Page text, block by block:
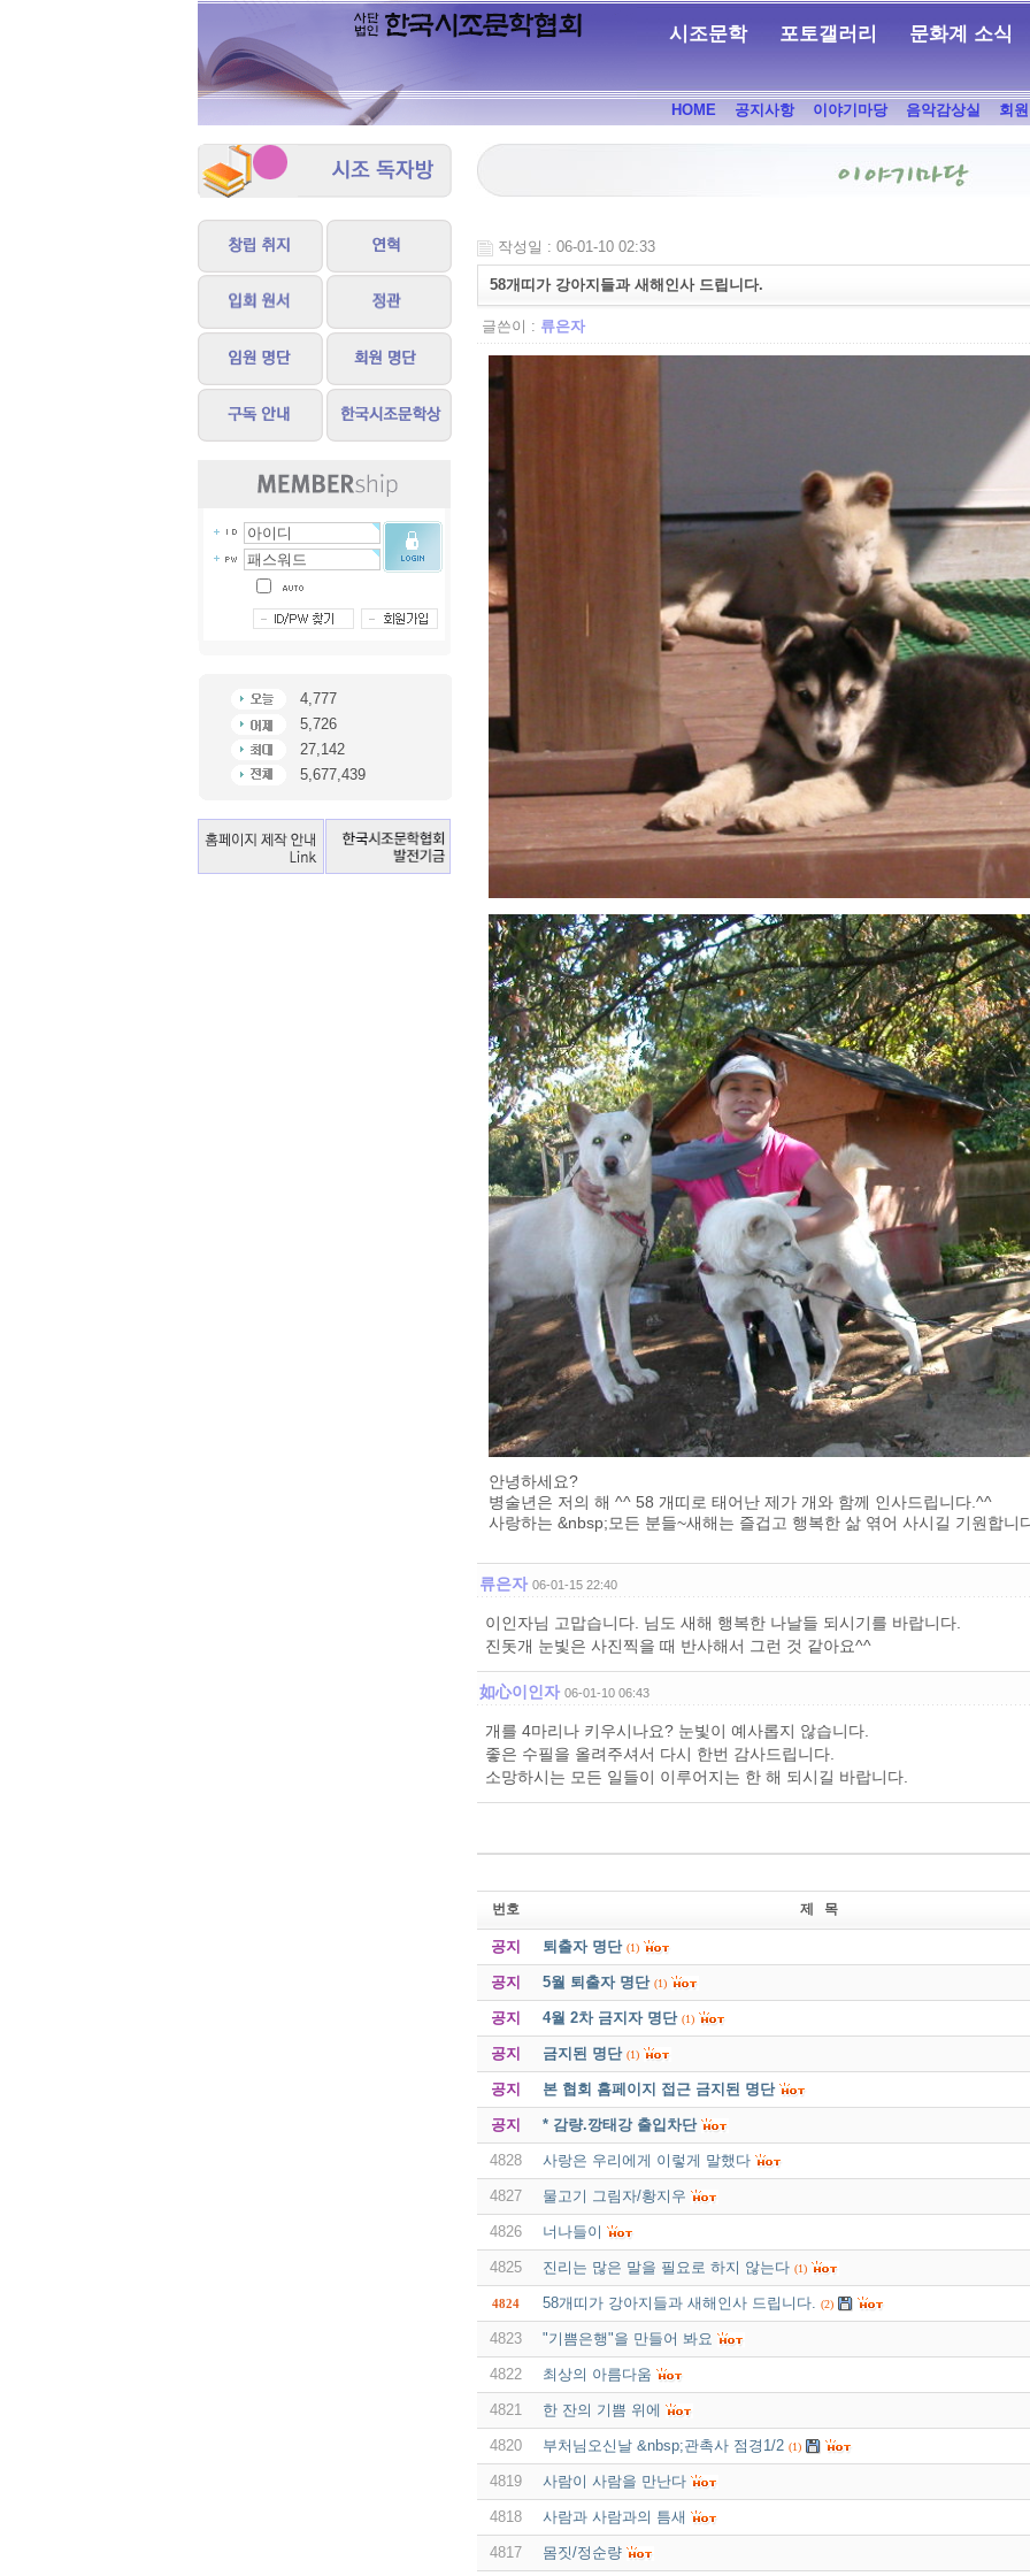
시조문학 포토갤러리 문화계 소식
HOME 공지사항 이야기마당 음악감상실 회
4,777
5,726
27,142
5,677,439
작성일 : 06-01-10 02:33
58개띠가 강아지들과 새해인사 드립니다.
글쓴이 : 류은자
안녕하세요?
병술년은 저의 해 ^^ 58 개띠로 태어난 제가 개와 함께 인사드립니다.^^
사랑하는 &nbsp;모든 분들~새해는 즐겁고 행복한 삶 엮어 사시길 기원합니
류은자 06-01-15 22:40
이인자님 고맙습니다. 님도 새해 행복한 나날들 되시기를 바랍니다.
진돗개 눈빛은 사진찍을 때 반사해서 그런 것 같아요^^
如心이인자 06-01-10 06:43
개를 4마리나 키우시나요? 눈빛이 예사롭지 않습니다.
좋은 수필을 올려주셔서 다시 한번 감사드립니다.
소망하시는 모든 일들이 이루어지는 한 해 되시길 바랍니다.
번호 제 목
공지 퇴출자 명단 (1)
공지 5월 퇴출자 명단 (1)
공지 4월 2차 금지자 명단 (1)
공지 금지된 명단 (1)
공지 본 협회 홈페이지 접근 금지된 명단
공지 * 감량.깡태강 출입차단
4828 사랑은 우리에게 이렇게 말했다
4827 물고기 그림자/황지우
4826 너나들이
4825 진리는 많은 말을 필요로 하지 않는다 (1)
4824 58개띠가 강아지들과 새해인사 드립니다. (2)
4823 "기쁨은행"을 만들어 봐요
4822 최상의 아름다움
4821 한 잔의 기쁨 위에
4820 부처님오신날 &nbsp;관촉사 점경1/2 (1)
4819 사람이 사람을 만난다
4818 사람과 사람과의 틈새
4817 몸짓/정순량